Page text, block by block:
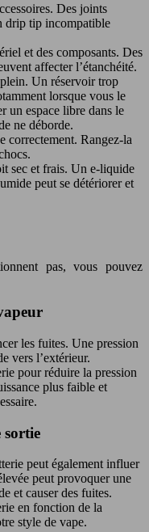
Des joints
drip tip incompatible
et des composants. Des
affecter l’étanchéité.
Un réservoir trop
lorsque vous le
un espace libre dans le
ne déborde.
correctement. Rangez-la
sec et frais. Un e-liquide
peut se détériorer et
pas, vous pouvez
les fuites. Une pression
vers l’extérieur.
pour réduire la pression
plus faible et
sortie
peut également influer
peut provoquer une
et causer des fuites.
en fonction de la
style de vape.